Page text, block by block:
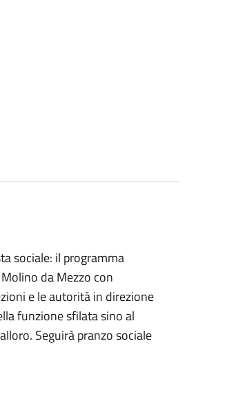
sociale: il programma
da Mezzo con
e le autorità in direzione
funzione sfilata sino al
Seguirà pranzo sociale